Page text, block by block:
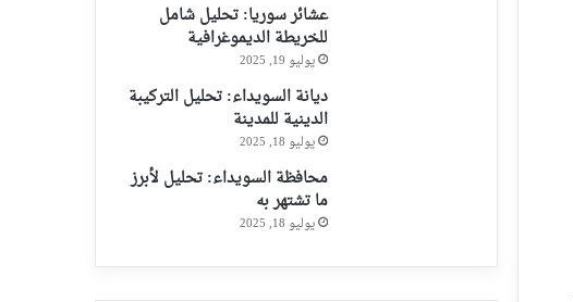
عشائر سوريا: تحليل شامل
للخريطة الديموغرافية
يوليو 19, 2025
ديانة السويداء: تحليل التركيبة
الدينية للمدينة
يوليو 18, 2025
محافظة السويداء: تحليل لأبرز
ما تشتهر به
يوليو 18, 2025